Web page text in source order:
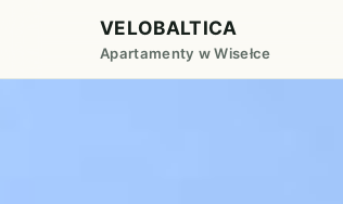
VELOBALTICA
Apartamenty w Wisełce